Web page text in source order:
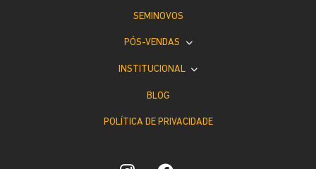
SEMINOVOS
PÓS-VENDAS
INSTITUCIONAL
BLOG
POLÍTICA DE PRIVACIDADE